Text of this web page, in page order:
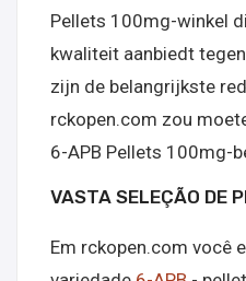
Pellets 100mg-winkel
kwaliteit aanbiedt
zijn de belangrijkste
rckopen.com zou
6-APB Pellets 100mg-
VASTA SELEÇÃO DE
Em rckopen.com você